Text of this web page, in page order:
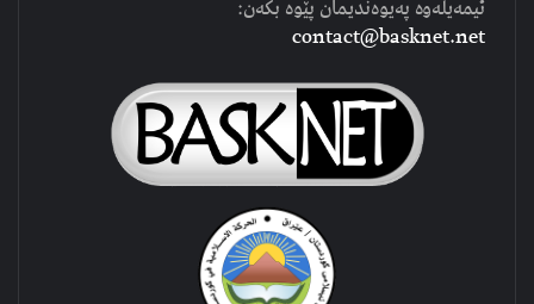
ئیمەیلەوە پەیوەندیمان پێوە بکەن:
contact@basknet.net